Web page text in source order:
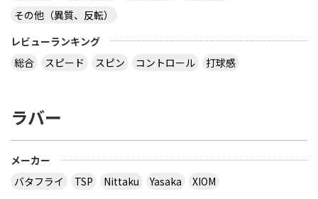
その他（異質、反転）
レビューランキング
総合
スピード スピン コントロール 打球感
ラバー
メーカー
バタフライ
TSP Nittaku Yasaka
XIOM